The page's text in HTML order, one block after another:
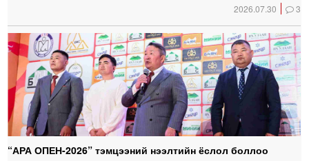
2026.07.30 3
“АРА ОПЕН-2026” тэмцээний нээлтийн ёслол боллоо